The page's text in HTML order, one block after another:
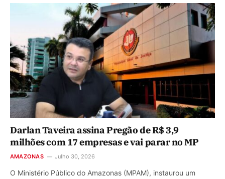
Darlan Taveira assina Pregão de R$ 3,9
milhões com 17 empresas e vai parar no MP
AMAZONAS Julho 30, 2026
O Ministério Público do Amazonas (MPAM), instaurou um